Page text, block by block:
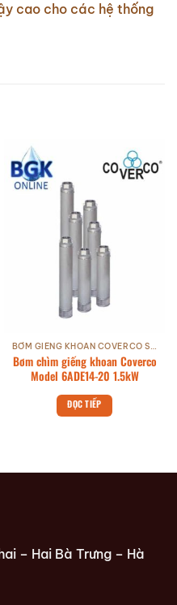
cao cho các hệ thống
BƠM GIẾNG KHOAN COVERCO SERI ADE
Bơm chìm giếng khoan Coverco
Model 6ADE14-20 1.5kW
ĐỌC TIẾP
– Hai Bà Trưng – Hà